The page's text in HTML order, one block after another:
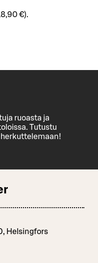
€).
ruoasta ja
Tutustu
Helsingfors